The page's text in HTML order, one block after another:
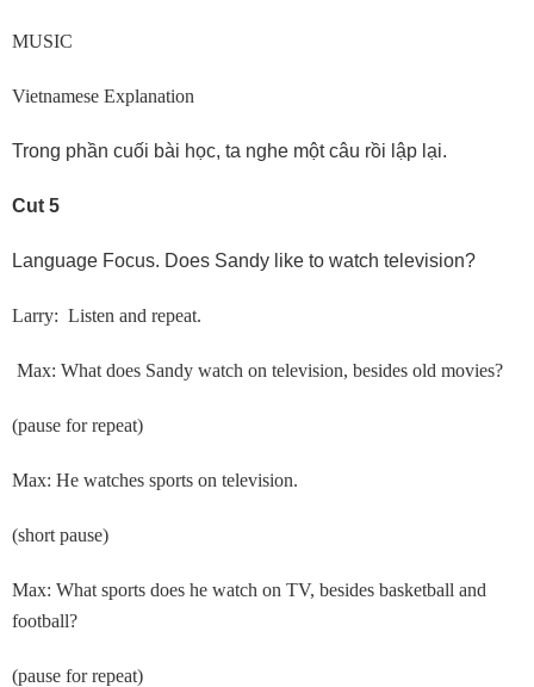
MUSIC
Vietnamese Explanation
Trong phần cuối bài học, ta nghe một câu rồi lập lại.
Cut 5
Language Focus. Does Sandy like to watch television?
Larry: Listen and repeat.
Max: What does Sandy watch on television, besides old movies?
(pause for repeat)
Max: He watches sports on television.
(short pause)
Max: What sports does he watch on TV, besides basketball and
football?
(pause for repeat)